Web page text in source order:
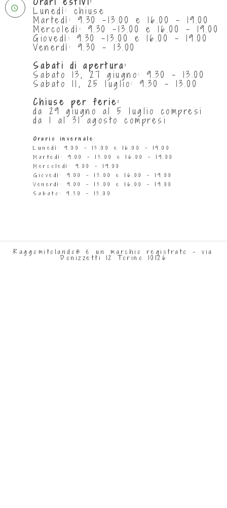
Lunedì: chiuse
Martedì: 9.30 -13.00 e 16.00 - 19.00
Mercoledì: 9.30 -13.00 e 16.00 - 19.00
Giovedì: 9.30 -13.00 e 16.00 - 19.00
Venerdì: 9.30 - 13.00
Sabati di apertura:
Sabato 13, 27 giugno: 9.30 - 13.00
Sabato 11, 25 luglio: 9.30 - 13.00
Chiuse per ferie:
da 29 giugno al 5 luglio compresi
da 1 al 31 agosto compresi
Orario invernale :
Lunedì: 9.00 - 13.00 e 16.00 - 19.00
Martedì: 9.00 - 13.00 e 16.00 - 19.00
Mercoledì: 9.00 - 19.00
Giovedì: 9.00 - 13.00 e 16.00 - 19.00
Venerdì: 9.00 - 13.00 e 16.00 - 19.00
Sabato: 9.30 - 13.00
Raggomitolando® è un marchio registrato - via
Donizzetti 12 Torino 10126